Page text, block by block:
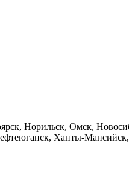
Норильск, Омск,
Ханты-